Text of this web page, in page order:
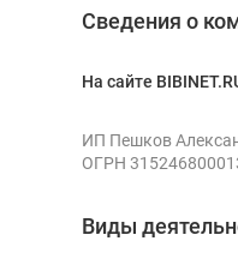
Сведения о
На сайте
ИП Пешков
ОГРН
Виды